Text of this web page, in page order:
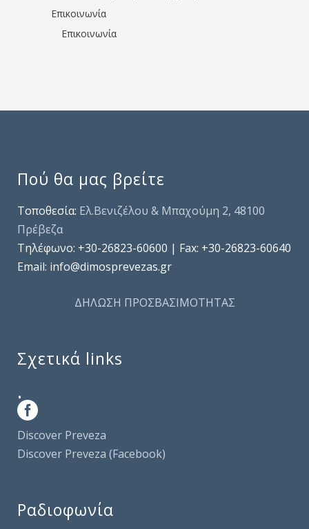
Επικοινωνία
Επικοινωνία
Πού θα μας βρείτε
Τοποθεσία: Ελ.Βενιζέλου & Μπαχούμη 2, 48100
Πρέβεζα
Τηλέφωνo: +30-26823-60600 | Fax: +30-26823-60640
Email: info@dimosprevezas.gr
ΔΗΛΩΣΗ ΠΡΟΣΒΑΣΙΜΟΤΗΤΑΣ
Σχετικά links
.
Discover Preveza
Discover Preveza (Facebook)
Ραδιοφωνία